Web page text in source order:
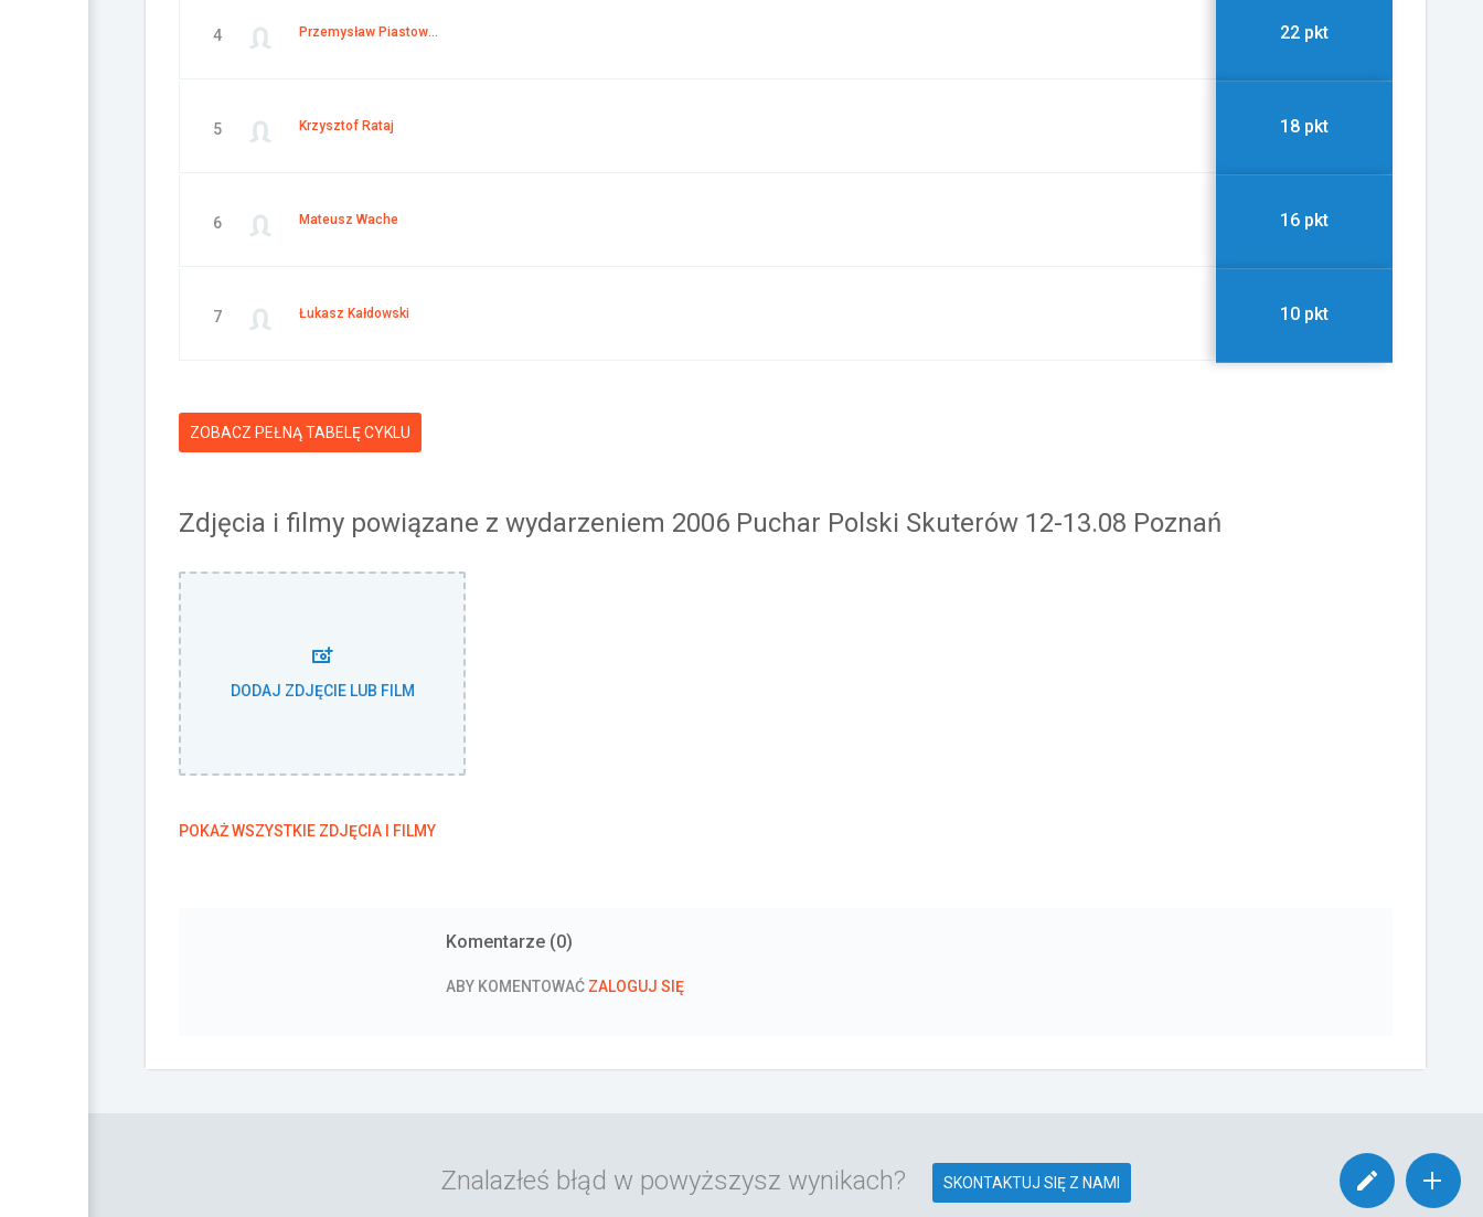
4 Przemysław Piastowski 22 pkt
5 Krzysztof Rataj 18 pkt
6 Mateusz Wache 16 pkt
7 Łukasz Kałdowski 10 pkt
ZOBACZ PEŁNĄ TABELĘ CYKLU
Zdjęcia i filmy powiązane z wydarzeniem 2006 Puchar Polski Skuterów 12-13.08 Poznań
DODAJ ZDJĘCIE LUB FILM
POKAŻ WSZYSTKIE ZDJĘCIA I FILMY
Komentarze (0)
ABY KOMENTOWAĆ ZALOGUJ SIĘ
Znalazłeś błąd w powyższysz wynikach? SKONTAKTUJ SIĘ Z NAMI